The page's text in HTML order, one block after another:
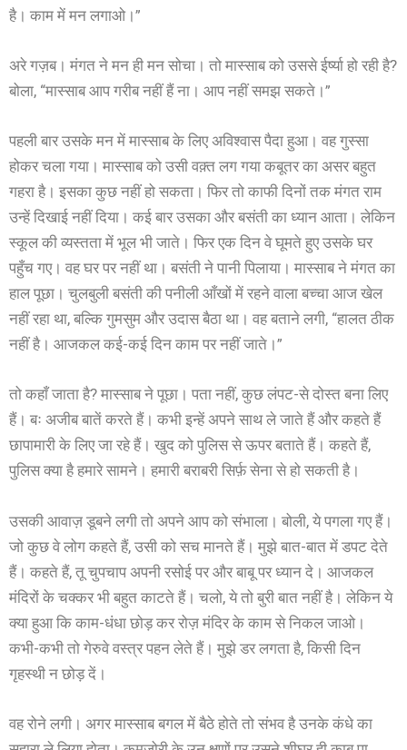
है। काम में मन लगाओ।”
अरे गज़ब। मंगत ने मन ही मन सोचा। तो मास्साब को उससे ईर्ष्या हो रही है?
बोला, “मास्साब आप गरीब नहीं हैं ना। आप नहीं समझ सकते।”
पहली बार उसके मन में मास्साब के लिए अविश्वास पैदा हुआ। वह गुस्सा
होकर चला गया। मास्साब को उसी वक़्त लग गया कबूतर का असर बहुत
गहरा है। इसका कुछ नहीं हो सकता। फिर तो काफी दिनों तक मंगत राम
उन्हें दिखाई नहीं दिया। कई बार उसका और बसंती का ध्यान आता। लेकिन
स्कूल की व्यस्तता में भूल भी जाते। फिर एक दिन वे घूमते हुए उसके घर
पहुँच गए। वह घर पर नहीं था। बसंती ने पानी पिलाया। मास्साब ने मंगत का
हाल पूछा। चुलबुली बसंती की पनीली आँखों में रहने वाला बच्चा आज खेल
नहीं रहा था, बल्कि गुमसुम और उदास बैठा था। वह बताने लगी, “हालत ठीक
नहीं है। आजकल कई-कई दिन काम पर नहीं जाते।”
तो कहाँ जाता है? मास्साब ने पूछा। पता नहीं, कुछ लंपट-से दोस्त बना लिए
हैं। बः अजीब बातें करते हैं। कभी इन्हें अपने साथ ले जाते हैं और कहते हैं
छापामारी के लिए जा रहे हैं। खुद को पुलिस से ऊपर बताते हैं। कहते हैं,
पुलिस क्या है हमारे सामने। हमारी बराबरी सिर्फ़ सेना से हो सकती है।
उसकी आवाज़ डूबने लगी तो अपने आप को संभाला। बोली, ये पगला गए हैं।
जो कुछ वे लोग कहते हैं, उसी को सच मानते हैं। मुझे बात-बात में डपट देते
हैं। कहते हैं, तू चुपचाप अपनी रसोई पर और बाबू पर ध्यान दे। आजकल
मंदिरों के चक्कर भी बहुत काटते हैं। चलो, ये तो बुरी बात नहीं है। लेकिन ये
क्या हुआ कि काम-धंधा छोड़ कर रोज़ मंदिर के काम से निकल जाओ।
कभी-कभी तो गेरुवे वस्त्र पहन लेते हैं। मुझे डर लगता है, किसी दिन
गृहस्थी न छोड़ दें।
वह रोने लगी। अगर मास्साब बगल में बैठे होते तो संभव है उनके कंधे का